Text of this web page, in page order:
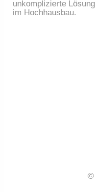
unkomplizierte
im Hochhausbau.
©